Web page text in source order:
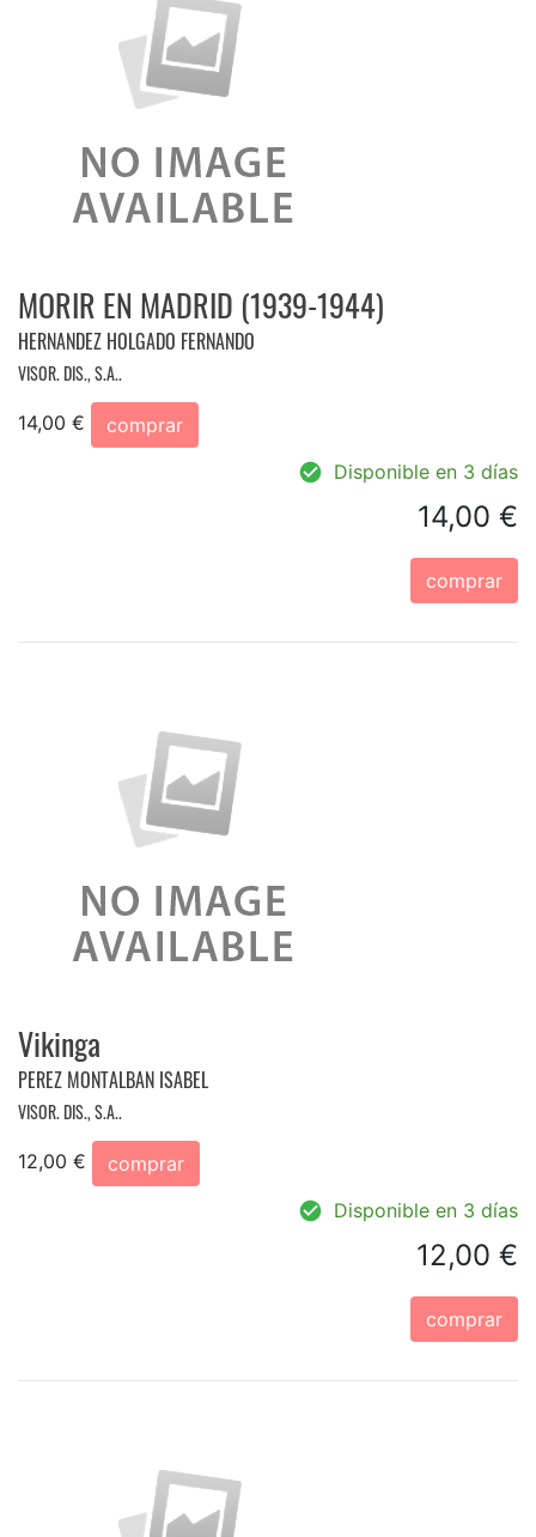
MORIR EN MADRID (1939-1944)
HERNANDEZ HOLGADO FERNANDO
VISOR. DIS., S.A..
14,00 €
comprar
Disponible en 3 días
14,00 €
comprar
Vikinga
PEREZ MONTALBAN ISABEL
VISOR. DIS., S.A..
12,00 €
comprar
Disponible en 3 días
12,00 €
comprar